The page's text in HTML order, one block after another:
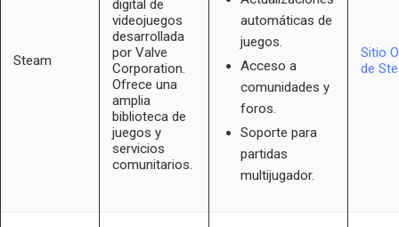
Steam
digital de
videojuegos
desarrollada
por Valve
Corporation.
Ofrece una
amplia
biblioteca de
juegos y
servicios
comunitarios.
automáticas de
juegos.
Acceso a
comunidades y
foros.
Soporte para
partidas
multijugador.
Sitio
de